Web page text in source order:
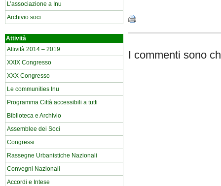
L’associazione a Inu
Archivio soci
Attività
Attività 2014 – 2019
XXIX Congresso
XXX Congresso
Le communities Inu
Programma Città accessibili a tutti
Biblioteca e Archivio
Assemblee dei Soci
Congressi
Rassegne Urbanistiche Nazionali
Convegni Nazionali
Accordi e Intese
I commenti sono